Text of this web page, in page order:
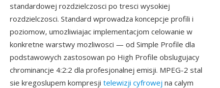
standardowej rozdzielczosci po tresci wysokiej
rozdzielczosci. Standard wprowadza koncepcje profili i
poziomow, umozliwiajac implementacjom celowanie w
konkretne warstwy mozliwosci — od Simple Profile dla
podstawowych zastosowan po High Profile obslugujacy
chrominancje 4:2:2 dla profesjonalnej emisji. MPEG-2 stal
sie kregoslupem kompresji telewizji cyfrowej na calym